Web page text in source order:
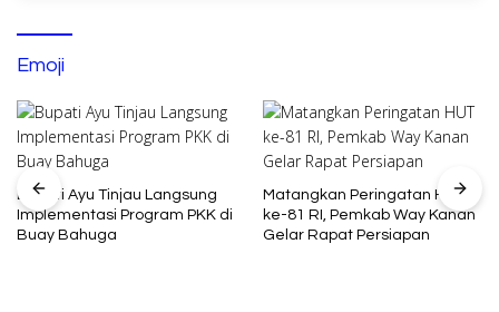
Emoji
Bupati Ayu Tinjau Langsung
Implementasi Program PKK di
Buay Bahuga
Matangkan Peringatan HUT
ke-81 RI, Pemkab Way Kanan
Gelar Rapat Persiapan